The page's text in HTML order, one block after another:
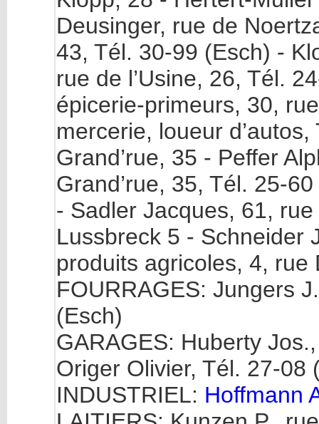
Deusinger, rue de
43, Tél. 30-99 (Esch) -
rue de l’Usine, 26, Tél.
épicerie-primeurs, 30,
mercerie, loueur
Grand’rue, 35 - Peffer
Grand’rue, 35, Tél. 25-
- Sadler Jacques, 61,
Lussbreck 5 - Schneider
produits agricoles, 4, rue
FOURRAGES: Jungers
(Esch)
GARAGES: Huberty
Origer Olivier, Tél. 27-08
INDUSTRIEL: Hoffmann